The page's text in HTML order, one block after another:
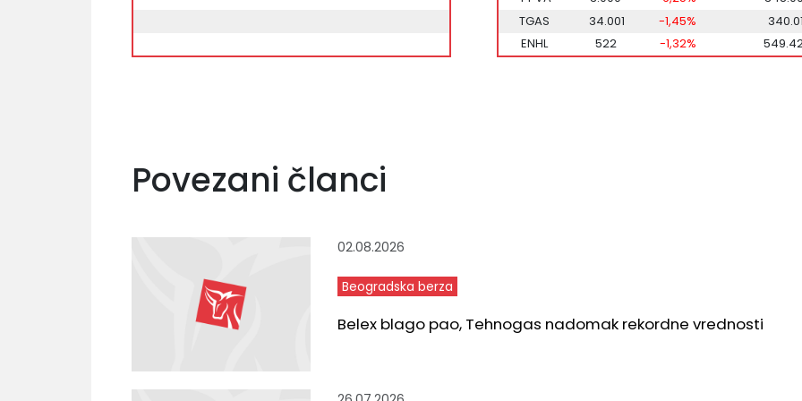
TGAS
34.001 -1,45%
ENHL
522 -1,32%
Povezani članci
02.08.2026
Beogradska berza
Belex blago pao, Tehnogas nadomak rekordne vrednosti